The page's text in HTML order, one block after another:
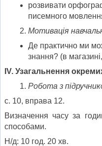
розвивати
писемного
Мотивація
Де практично ми
знання? (в
ІV. Узагальнення
Робота з
с. 10, вправа 12.
Визначення часу за
способами.
Н/д: 10 год. 20 хв.